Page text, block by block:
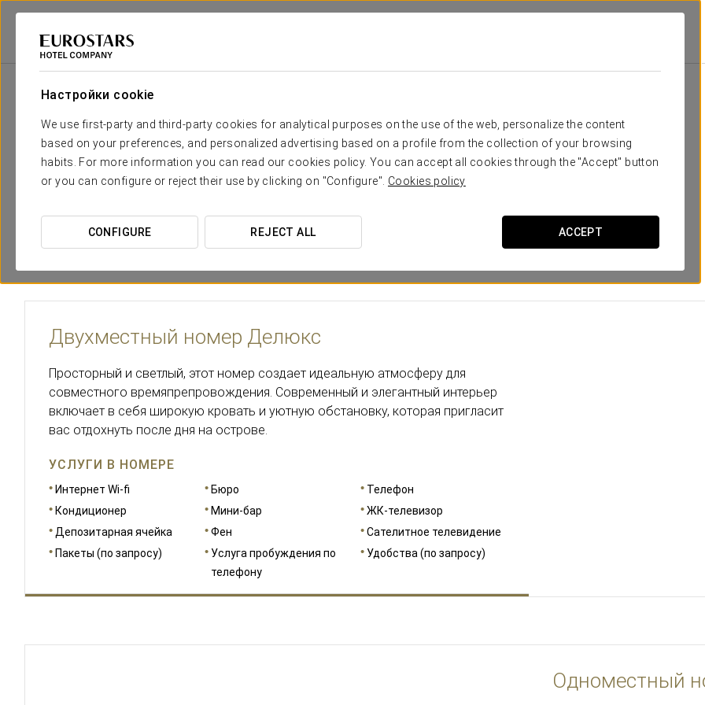
Настройки cookie
We use first-party and third-party cookies for analytical purposes on the use of the web, personalize the content
based on your preferences, and personalized advertising based on a profile from the collection of your browsing
habits. For more information you can read our cookies policy. You can accept all cookies through the "Accept" button
or you can configure or reject their use by clicking on "Configure". Cookies policy
CONFIGURE REJECT ALL ACCEPT
Eurostars Hotel Company
Необходимые вам комфорт и отдых
Номера Eurostars Puerto de Ibiza разработаны для обеспечения максимального комфорта и
функциональности. Современный и светлый дизайн каждого номера отличается просторностью и
вниманием к деталям, сочетая средиземноморский стиль с минималистичными акцентами. Наши гости
комфортного пребывания.
Двухместный номер Делюкс
Просторный и светлый, этот номер создает идеальную атмосферу для
совместного времяпрепровождения. Современный и элегантный интерьер
включает в себя широкую кровать и уютную обстановку, которая пригласит
вас отдохнуть после дня на острове.
УСЛУГИ В НОМЕРЕ
Интернет Wi-fi
Кондиционер
Депозитарная ячейка
Пакеты (по запросу)
Бюро
Мини-бар
Фен
Услуга пробуждения по
телефону
Телефон
ЖК-телевизор
Сателитное телевидение
Удобства (по запросу)
Одноместный